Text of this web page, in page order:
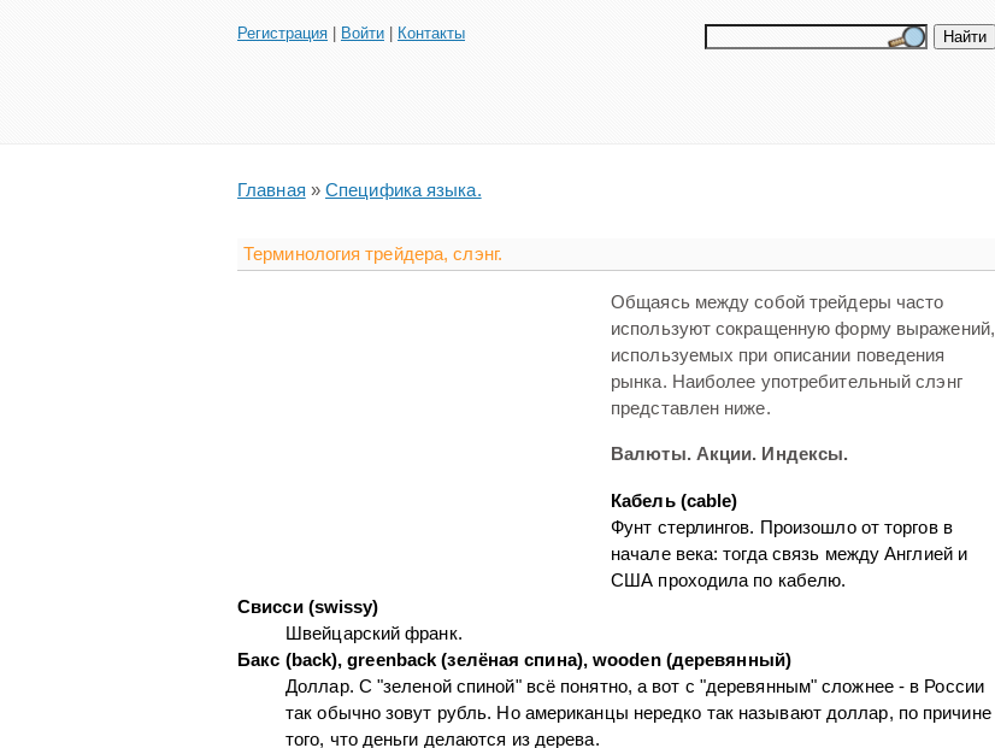
Регистрация Войти Контакты
Главная »Специфика языка.
Терминология трейдера, слэнг.
Общаясь между собой трейдеры часто
используют сокращенную форму выражений,
используемых при описании поведения
рынка. Наиболее употребительный слэнг
представлен ниже.
Валюты. Акции. Индексы.
Кабель (cable)
Фунт стерлингов. Произошло от торгов в
начале века: тогда связь между Англией и
США проходила по кабелю.
Свисси (swissy)
Швейцарский франк.
Бакс (back), greenback (зелёная спина), wooden (деревянный)
Доллар. С "зеленой спиной" всё понятно, а вот с "деревянным" сложнее - в России
так обычно зовут рубль. Но американцы нередко так называют доллар, по причине
того, что деньги делаются из дерева.